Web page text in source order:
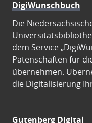
DigiWunschbuch
Die
dem Service
Patenschaften für
übernehmen.
die Digitalisierung
Gutenberg Digital